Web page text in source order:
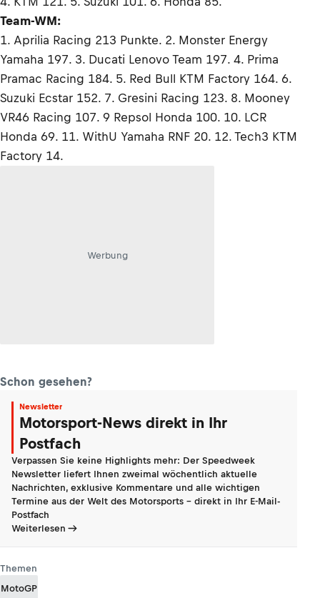
Team-WM:
1. Aprilia Racing 213 Punkte. 2. Monster Energy
Yamaha 197. 3. Ducati Lenovo Team 197. 4. Prima
Pramac Racing 184. 5. Red Bull KTM Factory 164. 6.
Suzuki Ecstar 152. 7. Gresini Racing 123. 8. Mooney
VR46 Racing 107. 9 Repsol Honda 100. 10. LCR
Honda 69. 11. WithU Yamaha RNF 20. 12. Tech3 KTM
Factory 14.
Werbung
Schon gesehen?
Newsletter
Motorsport-News direkt in Ihr
Postfach
Verpassen Sie keine Highlights mehr: Der Speedweek
Newsletter liefert Ihnen zweimal wöchentlich aktuelle
Nachrichten, exklusive Kommentare und alle wichtigen
Termine aus der Welt des Motorsports - direkt in Ihr E-Mail-
Postfach
Weiterlesen
Themen
MotoGP